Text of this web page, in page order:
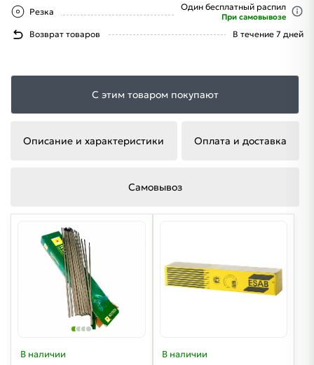
Резка Один бесплатный распил
При самовывозе
Возврат товаров В течение 7 дней
С этим товаром покупают
Описание и характеристики Оплата и доставка
Самовывоз
В наличии
В наличии